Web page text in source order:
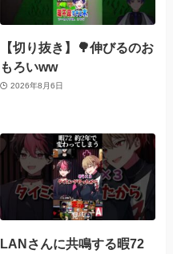
【切り抜き】🌳伸びるのお
もろいww
2026年8月6日
LANさんに共鳴する暇72